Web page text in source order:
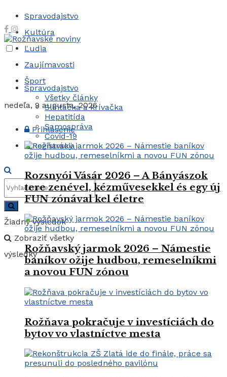
Spravodajstvo
Kultúra
Ľudia
Zaujímavosti
Šport
nedeľa, 9 augusta, 2026
Prihlásenie
Registrácia
Žiadny výsledok
Zobraziť všetky
výsledky
Spravodajstvo
Všetky články
Slintačka a krívačka
Hepatitída
Samospráva
Covid-19
Rozsnyói Vásár 2026 – A Bányászok
tere zenével, kézművesekkel és egy új
FUN zónával kel életre
Rožňavský jarmok 2026 – Námestie
baníkov ožije hudbou, remeselníkmi
a novou FUN zónou
Rožňava pokračuje v investíciách do
bytov vo vlastníctve mesta